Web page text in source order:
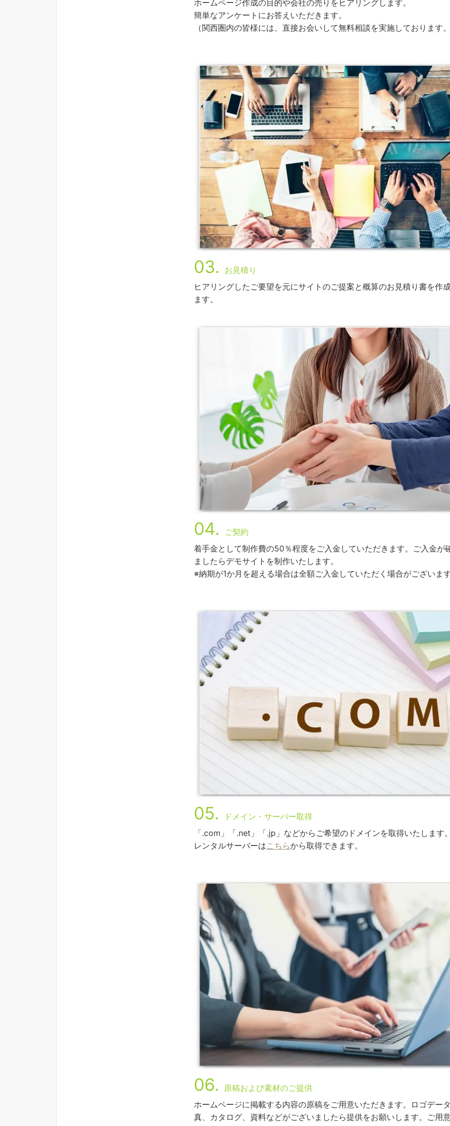
ホームページ作成の目的や会社の売りをヒアリングします。
簡単なアンケートにお答えいただきます。
（関西圏内の皆様には、直接お会いして無料相談を実施しております
03.
お見積り
ヒアリングしたご要望を元にサイトのご提案と概算のお見積り書を作
ます。
04.
ご契約
着手金として制作費の50％程度をご入金していただきます。ご入金が
ましたらデモサイトを制作いたします。
※納期が1か月を超える場合は全額ご入金していただく場合がございま
05.
ドメイン・サーバー取得
「.com」「.net」「.jp」などからご希望のドメインを取得いたします
レンタルサーバーはこちらから取得できます。
06.
原稿および素材のご提供
ホームページに掲載する内容の原稿をご用意いただきます。ロゴデー
真、カタログ、資料などがございましたら提供をお願いします。ご用